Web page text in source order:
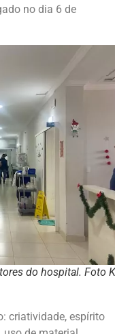
no dia 6 de
do hospital. Foto
criatividade, espírito